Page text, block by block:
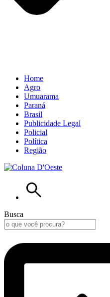
Home
Agro
Umuarama
Paraná
Brasil
Publicidade Legal
Policial
Política
Região
Busca